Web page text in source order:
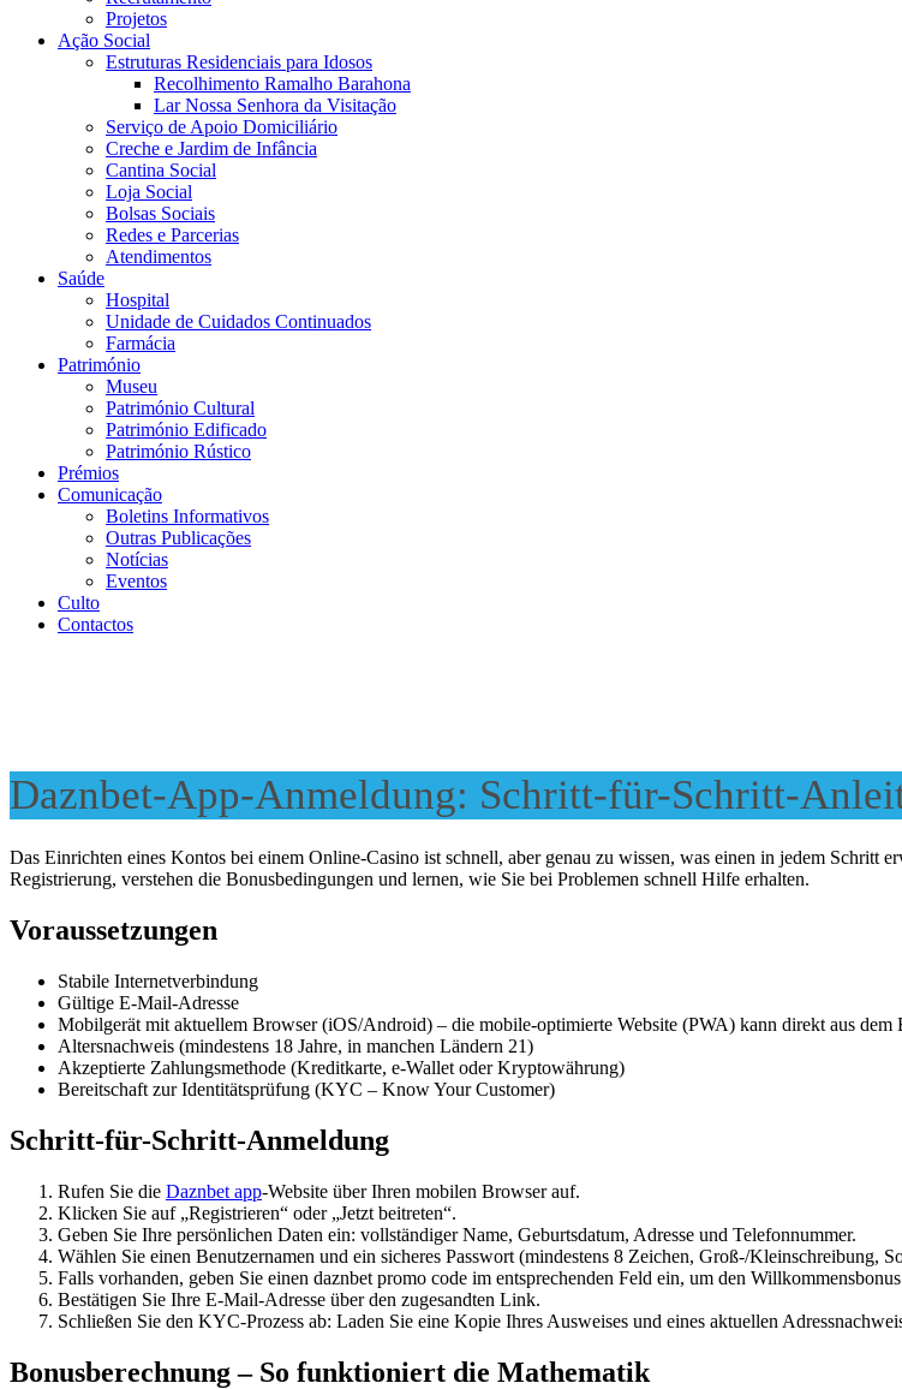
Projetos
Ação Social
Estruturas Residenciais para Idosos
Recolhimento Ramalho Barahona
Lar Nossa Senhora da Visitação
Serviço de Apoio Domiciliário
Creche e Jardim de Infância
Cantina Social
Loja Social
Bolsas Sociais
Redes e Parcerias
Atendimentos
Saúde
Hospital
Unidade de Cuidados Continuados
Farmácia
Património
Museu
Património Cultural
Património Edificado
Património Rústico
Prémios
Comunicação
Boletins Informativos
Outras Publicações
Notícias
Eventos
Culto
Contactos
Daznbet-App-Anmeldung: Schritt-für-Schritt-
Das Einrichten eines Kontos bei einem Online-Casino ist schnell, aber genau zu wissen, was einen in jedem Schritt
Registrierung, verstehen die Bonusbedingungen und lernen, wie Sie bei Problemen schnell Hilfe erhalten.
Voraussetzungen
Stabile Internetverbindung
Gültige E-Mail-Adresse
Mobilgerät mit aktuellem Browser (iOS/Android) – die mobile-optimierte Website (PWA) kann direkt aus dem
Altersnachweis (mindestens 18 Jahre, in manchen Ländern 21)
Akzeptierte Zahlungsmethode (Kreditkarte, e-Wallet oder Kryptowährung)
Bereitschaft zur Identitätsprüfung (KYC – Know Your Customer)
Schritt-für-Schritt-Anmeldung
Rufen Sie die Daznbet app-Website über Ihren mobilen Browser auf.
Klicken Sie auf „Registrieren“ oder „Jetzt beitreten“.
Geben Sie Ihre persönlichen Daten ein: vollständiger Name, Geburtsdatum, Adresse und Telefonnummer.
Wählen Sie einen Benutzernamen und ein sicheres Passwort (mindestens 8 Zeichen, Groß-/Kleinschreibung,
Falls vorhanden, geben Sie einen daznbet promo code im entsprechenden Feld ein, um den
Bestätigen Sie Ihre E-Mail-Adresse über den zugesandten Link.
Schließen Sie den KYC-Prozess ab: Laden Sie eine Kopie Ihres Ausweises und eines aktuellen
Bonusberechnung – So funktioniert die Mathematik